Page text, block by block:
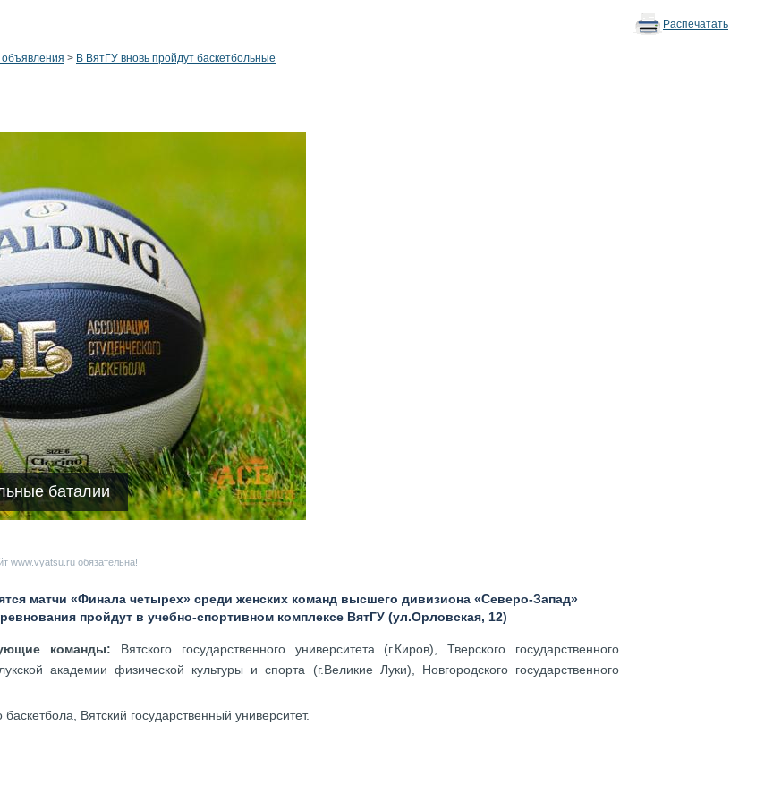
Распечатать
> В ВятГУ вновь пройдут баскетбольные
баталии
www.vyatsu.ru обязательна!
матчи «Финала четырех» среди женских команд высшего дивизиона «Северо-Запад»
пройдут в учебно-спортивном комплексе ВятГУ (ул.Орловская, 12)
команды: Вятского государственного университета (г.Киров), Тверского государственного
академии физической культуры и спорта (г.Великие Луки), Новгородского государственного
Вятский государственный университет.